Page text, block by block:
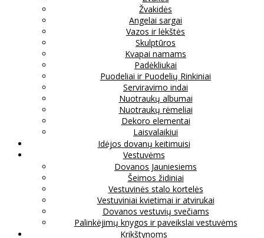
Žvakidės
Angelai sargai
Vazos ir lėkštės
Skulptūros
Kvapai namams
Padėkliukai
Puodeliai ir Puodelių Rinkiniai
Serviravimo indai
Nuotraukų albumai
Nuotraukų rėmeliai
Dekoro elementai
Laisvalaikiui
Idėjos dovanų keitimuisi
Vestuvėms
Dovanos Jauniesiems
Šeimos židiniai
Vestuvinės stalo kortelės
Vestuviniai kvietimai ir atvirukai
Dovanos vestuvių svečiams
Palinkėjimų knygos ir paveikslai vestuvėms
Krikštynoms